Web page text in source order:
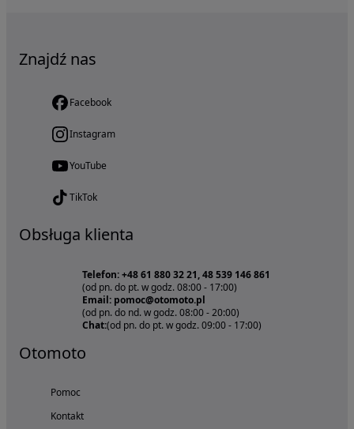
Znajdź nas
Facebook
Instagram
YouTube
TikTok
Obsługa klienta
Telefon: +48 61 880 32 21, 48 539 146 861
(od pn. do pt. w godz. 08:00 - 17:00)
Email: pomoc@otomoto.pl
(od pn. do nd. w godz. 08:00 - 20:00)
Chat:(od pn. do pt. w godz. 09:00 - 17:00)
Otomoto
Pomoc
Kontakt